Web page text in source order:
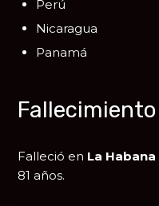
Perú
Nicaragua
Panamá
Fallecimiento
Falleció en La Habana
81 años.